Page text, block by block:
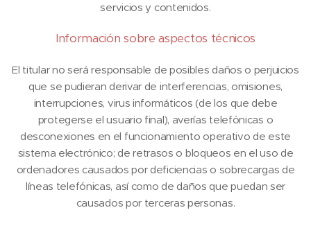
servicios y contenidos.
Información sobre aspectos técnicos
El titular no será responsable de posibles daños o perjuicios
que se pudieran derivar de interferencias, omisiones,
interrupciones, virus informáticos (de los que debe
protegerse el usuario final), averías telefónicas o
desconexiones en el funcionamiento operativo de este
sistema electrónico; de retrasos o bloqueos en el uso de
ordenadores causados por deficiencias o sobrecargas de
líneas telefónicas, así como de daños que puedan ser
causados por terceras personas.